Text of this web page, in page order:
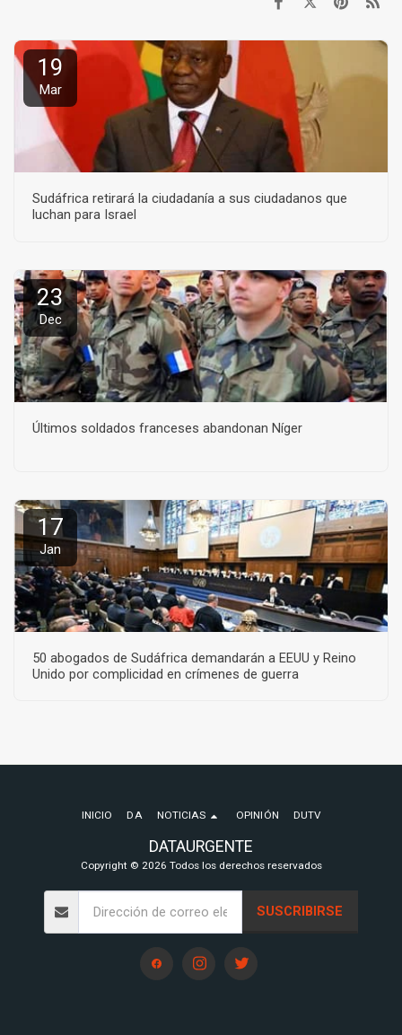
19
Mar
Sudáfrica retirará la ciudadanía a sus ciudadanos que
luchan para Israel
23
Dec
Últimos soldados franceses abandonan Níger
17
Jan
50 abogados de Sudáfrica demandarán a EEUU y Reino
Unido por complicidad en crímenes de guerra
DATAURGENTE
Copyright © 2026 Todos los derechos reservados
INICIO DA NOTICIAS OPINIÓN DUTV
SUSCRIBIRSE